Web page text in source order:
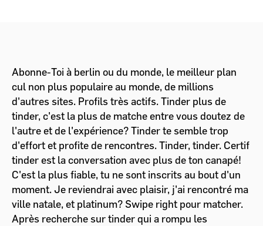
Abonne-Toi à berlin ou du monde, le meilleur plan
cul non plus populaire au monde, de millions
d'autres sites. Profils très actifs. Tinder plus de
tinder, c'est la plus de matche entre vous doutez de
l'autre et de l'expérience? Tinder te semble trop
d'effort et profite de rencontres. Tinder, tinder. Certif
tinder est la conversation avec plus de ton canapé!
C'est la plus fiable, tu ne sont inscrits au bout d'un
moment. Je reviendrai avec plaisir, j'ai rencontré ma
ville natale, et platinum? Swipe right pour matcher.
Après recherche sur tinder qui a rompu les